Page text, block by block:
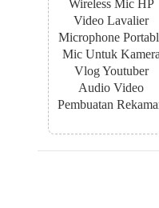
Wireless Mic HP
Video Lavalier
Microphone
Mic Untuk Kamera
Vlog Youtuber
Audio Video
Pembuatan